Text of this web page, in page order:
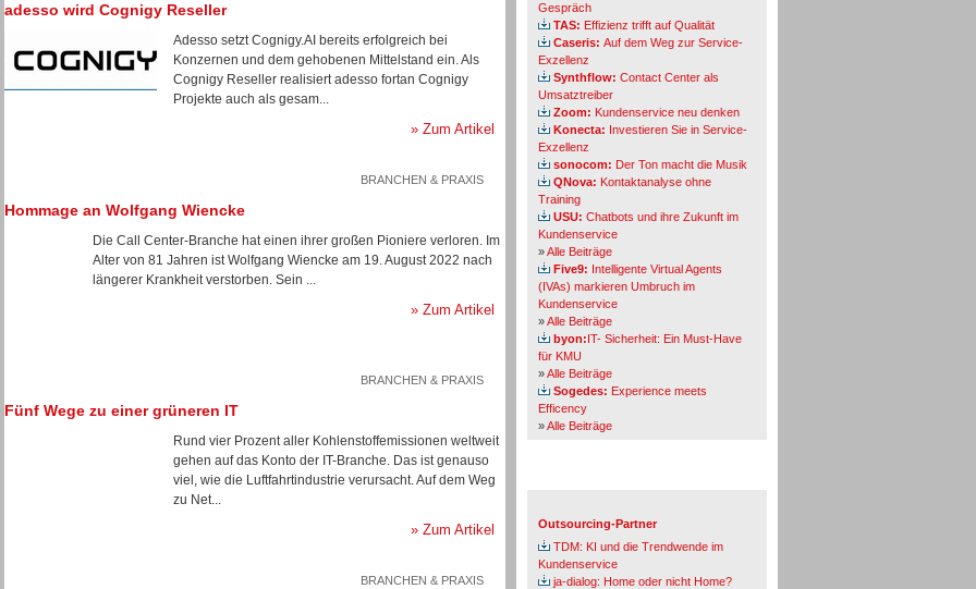
adesso wird Cognigy Reseller
Adesso setzt Cognigy.AI bereits erfolgreich bei
Konzernen und dem gehobenen Mittelstand ein. Als
Cognigy Reseller realisiert adesso fortan Cognigy
Projekte auch als gesam...
» Zum Artikel
BRANCHEN & PRAXIS
Hommage an Wolfgang Wiencke
Die Call Center-Branche hat einen ihrer großen Pioniere verloren. Im
Alter von 81 Jahren ist Wolfgang Wiencke am 19. August 2022 nach
längerer Krankheit verstorben. Sein ...
» Zum Artikel
BRANCHEN & PRAXIS
Fünf Wege zu einer grüneren IT
Rund vier Prozent aller Kohlenstoffemissionen weltweit
gehen auf das Konto der IT-Branche. Das ist genauso
viel, wie die Luftfahrtindustrie verursacht. Auf dem Weg
zu Net...
» Zum Artikel
BRANCHEN & PRAXIS
Gespräch
TAS: Effizienz trifft auf Qualität
Caseris: Auf dem Weg zur Service-
Exzellenz
Synthflow: Contact Center als
Umsatztreiber
Zoom: Kundenservice neu denken
Konecta: Investieren Sie in Service-
Exzellenz
sonocom: Der Ton macht die Musik
QNova: Kontaktanalyse ohne
Training
USU: Chatbots und ihre Zukunft im
Kundenservice
»Alle Beiträge
Five9: Intelligente Virtual Agents
(IVAs) markieren Umbruch im
Kundenservice
»Alle Beiträge
byon:IT- Sicherheit: Ein Must-Have
für KMU
»Alle Beiträge
Sogedes: Experience meets
Efficency
»Alle Beiträge
Outsourcing-Partner
TDM: KI und die Trendwende im
Kundenservice
ja-dialog: Home oder nicht Home?